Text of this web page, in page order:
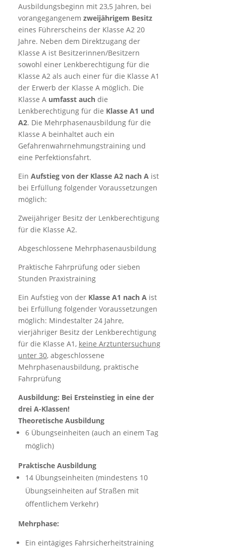
Ausbildungsbeginn mit 23,5 Jahren, bei
vorangegangenem zweijährigem Besitz
eines Führerscheins der Klasse A2 20
Jahre. Neben dem Direktzugang der
Klasse A ist Besitzerinnen/Besitzern
sowohl einer Lenkberechtigung für die
Klasse A2 als auch einer für die Klasse A1
der Erwerb der Klasse A möglich. Die
Klasse A umfasst auchdie
Lenkberechtigung für die Klasse A1 und
A2. Die Mehrphasenausbildung für die
Klasse A beinhaltet auch ein
Gefahrenwahrnehmungstraining und
eine Perfektionsfahrt.
Ein Aufstieg von der Klasse A2 nach A ist
bei Erfüllung folgender Voraussetzungen
möglich:
Zweijähriger Besitz der Lenkberechtigung
für die Klasse A2.
Abgeschlossene Mehrphasenausbildung
Praktische Fahrprüfung oder sieben
Stunden Praxistraining
Ein Aufstieg von der Klasse A1 nach A ist
bei Erfüllung folgender Voraussetzungen
möglich: Mindestalter 24 Jahre,
vierjähriger Besitz der Lenkberechtigung
für die Klasse A1, keine Arztuntersuchung
unter 30, abgeschlossene
Mehrphasenausbildung, praktische
Fahrprüfung
Ausbildung: Bei Ersteinstieg in eine der
drei A-Klassen!
Theoretische Ausbildung
6 Übungseinheiten (auch an einem Tag
möglich)
Praktische Ausbildung
14 Übungseinheiten (mindestens 10
Übungseinheiten auf Straßen mit
öffentlichem Verkehr)
Mehrphase:
Ein eintägiges Fahrsicherheitstraining